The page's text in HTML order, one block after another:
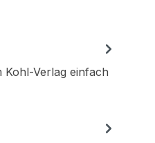
Kohl-Verlag einfach